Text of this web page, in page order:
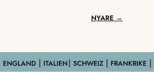
NYARE →
⎮ ENGLAND ⎮ ITALIEN⎮ SCHWEIZ ⎮ FRANKRIKE